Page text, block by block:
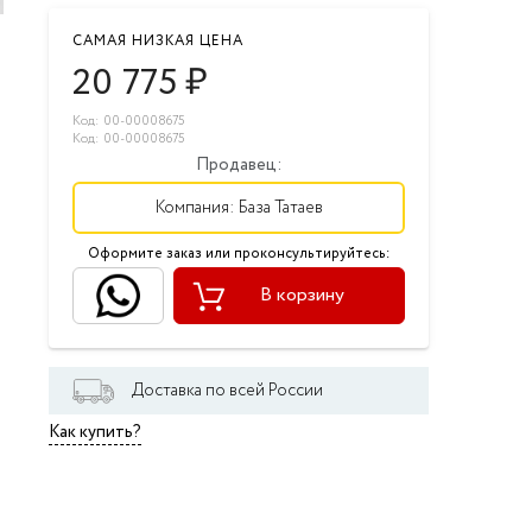
САМАЯ НИЗКАЯ ЦЕНА
20 775₽
Код: 00-00008675
Код: 00-00008675
Продавец:
Компания: База Татаев
Оформите заказ или проконсультируйтесь:
В корзину
Доставка по всей России
Как купить?